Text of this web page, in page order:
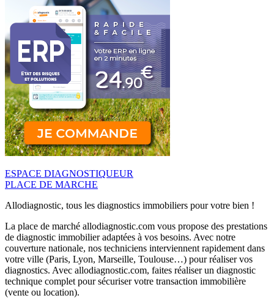
ESPACE DIAGNOSTIQUEUR
PLACE DE MARCHE
Allodiagnostic, tous les diagnostics immobiliers pour votre bien !
La place de marché allodiagnostic.com vous propose des prestations
de diagnostic immobilier adaptées à vos besoins. Avec notre
couverture nationale, nos techniciens interviennent rapidement dans
votre ville (Paris, Lyon, Marseille, Toulouse…) pour réaliser vos
diagnostics. Avec allodiagnostic.com, faites réaliser un diagnostic
technique complet pour sécuriser votre transaction immobilière
(vente ou location).